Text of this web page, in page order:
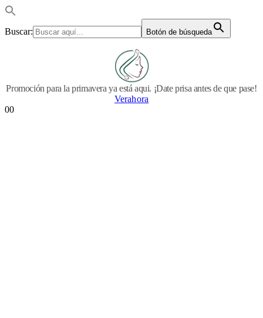
Buscar: Botón de búsqueda
Promoción para la primavera ya está aqui. ¡Date prisa antes de que pase!
Verahora
00